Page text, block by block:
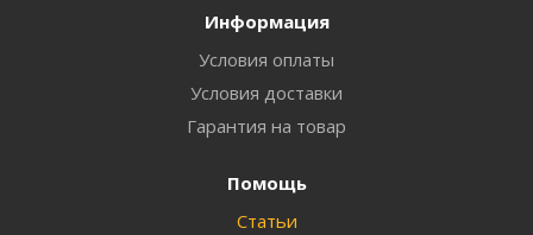
Информация
Условия оплаты
Условия доставки
Гарантия на товар
Помощь
Статьи